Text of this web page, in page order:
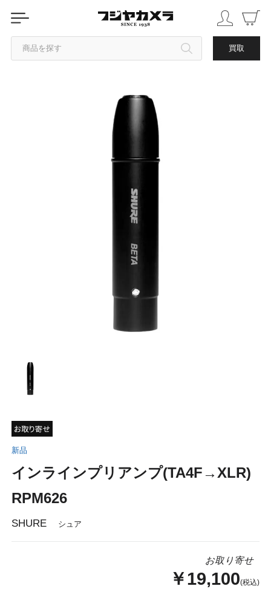
商品を探す 買取
新品
インラインプリアンプ(TA4F→XLR)
RPM626
SHURE シュア
お取り寄せ
￥19,100(税込)